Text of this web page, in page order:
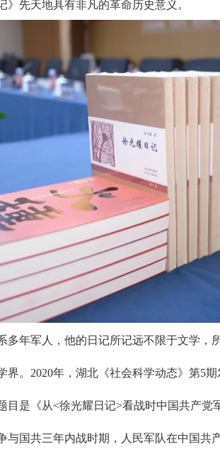
》先天地具有非凡的革命历史意义。
年军人，他的日记所记远不限于文学，
界。2020年，湖北《社会科学动态》第5
目是《从<徐光耀日记>看战时中国共产党
与国共三年内战时期，人民军队在中国共